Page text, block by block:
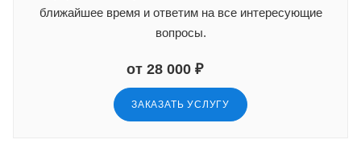
ближайшее время и ответим на все интересующие
вопросы.
от 28 000 ₽
ЗАКАЗАТЬ УСЛУГУ